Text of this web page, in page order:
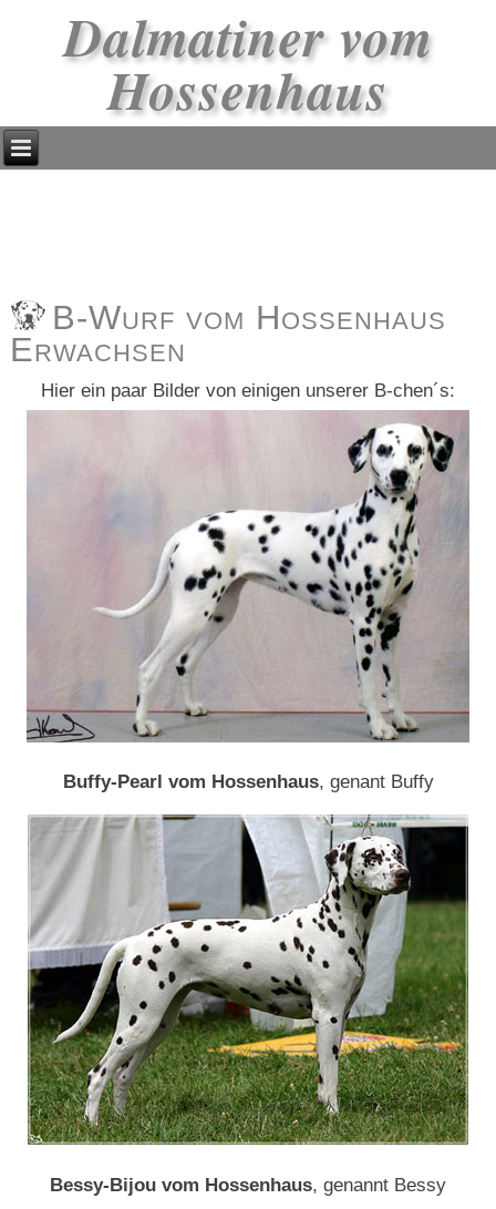
Dalmatiner vom
Hossenhaus
B-Wurf vom Hossenhaus
Erwachsen
Hier ein paar Bilder von einigen unserer B-chen´s:
Buffy-Pearl vom Hossenhaus, genant Buffy
Bessy-Bijou vom Hossenhaus, genannt Bessy